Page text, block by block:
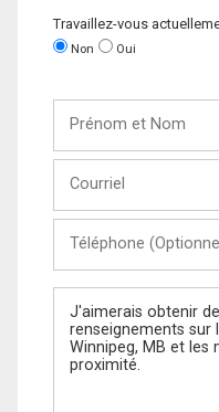
Travaillez-vous
Non Oui
Nom
(Optionnel)
Message